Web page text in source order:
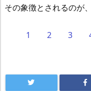
その象徴とされるのが
1 2 3